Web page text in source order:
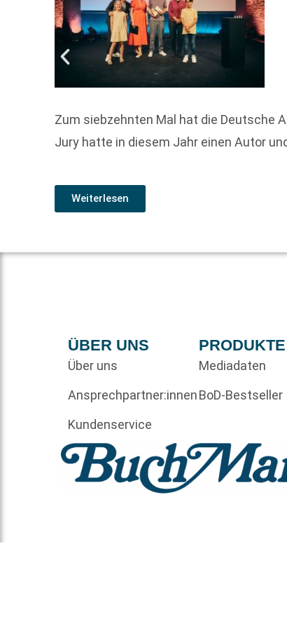
Zum siebzehnten Mal hat die Deutsche
Jury hatte in diesem Jahr einen Autor
Weiterlesen
ÜBER UNS
Über uns
Ansprechpartner:innen
Kundenservice
PRODUKTE
Mediadaten
BoD-Bestseller